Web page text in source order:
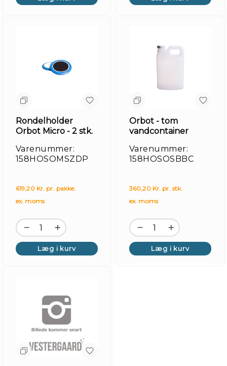
Rondelholder
Orbot Micro - 2 stk.
Varenummer:
158HOSOMSZDP
619,20 Kr. pr. pakke.
ex. moms
Læg i kurv
Orbot - tom
vandcontainer
Varenummer:
158HOSOSBBC
360,20 Kr. pr. stk.
ex. moms
Læg i kurv